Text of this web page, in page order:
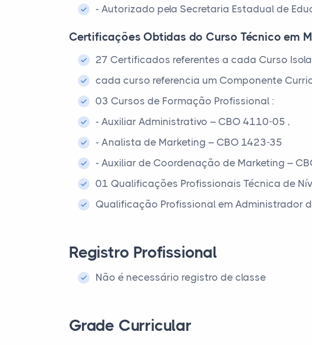
- Autorizado pela Secretaria Estadual de
Certificações Obtidas do Curso Técnico em
27 Certificados referentes a cada Curso
cada curso referencia um Componente
03 Cursos de Formação Profissional :
- Auxiliar Administrativo – CBO 4110-05 ,
- Analista de Marketing – CBO 1423-35
- Auxiliar de Coordenação de Marketing –
01 Qualificações Profissionais Técnica de
Qualificação Profissional em Administrador
Registro Profissional
Não é necessário registro de classe
Grade Curricular